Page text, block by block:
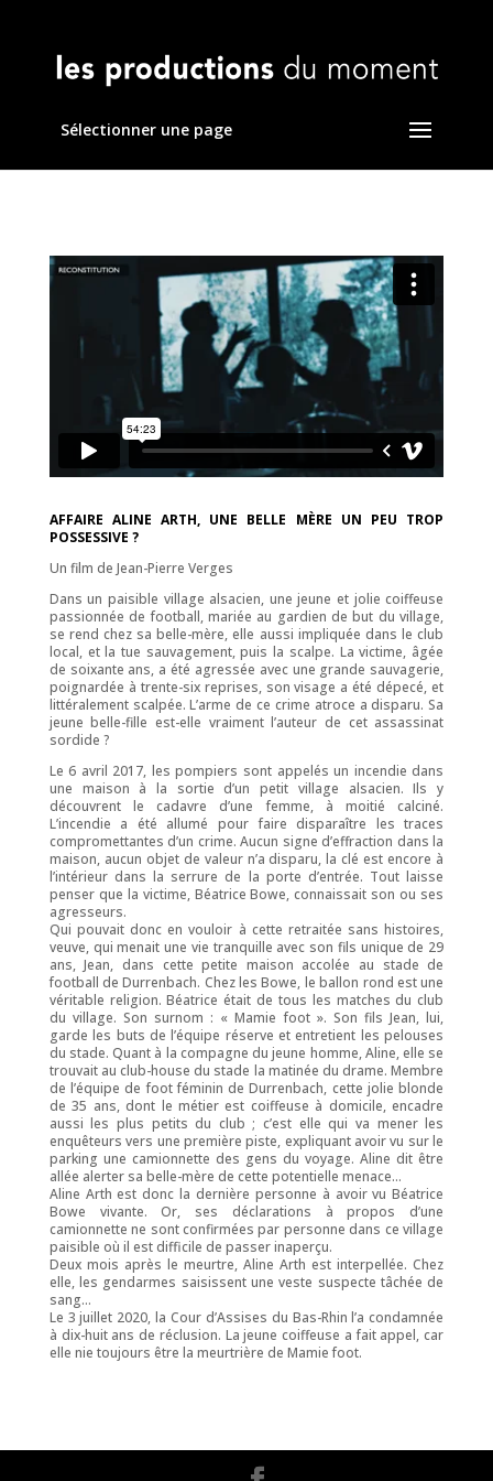
Sélectionner une page
AFFAIRE ALINE ARTH, UNE BELLE MÈRE UN PEU TROP
POSSESSIVE ?
Un film de Jean-Pierre Verges
Dans un paisible village alsacien, une jeune et jolie coiffeuse
passionnée de football, mariée au gardien de but du village,
se rend chez sa belle-mère, elle aussi impliquée dans le club
local, et la tue sauvagement, puis la scalpe. La victime, âgée
de soixante ans, a été agressée avec une grande sauvagerie,
poignardée à trente-six reprises, son visage a été dépecé, et
littéralement scalpée. L’arme de ce crime atroce a disparu. Sa
jeune belle-fille est-elle vraiment l’auteur de cet assassinat
sordide ?
Le 6 avril 2017, les pompiers sont appelés un incendie dans
une maison à la sortie d’un petit village alsacien. Ils y
découvrent le cadavre d’une femme, à moitié calciné.
L’incendie a été allumé pour faire disparaître les traces
compromettantes d’un crime. Aucun signe d’effraction dans la
maison, aucun objet de valeur n’a disparu, la clé est encore à
l’intérieur dans la serrure de la porte d’entrée. Tout laisse
penser que la victime, Béatrice Bowe, connaissait son ou ses
agresseurs.
Qui pouvait donc en vouloir à cette retraitée sans histoires,
veuve, qui menait une vie tranquille avec son fils unique de 29
ans, Jean, dans cette petite maison accolée au stade de
football de Durrenbach. Chez les Bowe, le ballon rond est une
véritable religion. Béatrice était de tous les matches du club
du village. Son surnom : « Mamie foot ». Son fils Jean, lui,
garde les buts de l’équipe réserve et entretient les pelouses
du stade. Quant à la compagne du jeune homme, Aline, elle se
trouvait au club-house du stade la matinée du drame. Membre
de l’équipe de foot féminin de Durrenbach, cette jolie blonde
de 35 ans, dont le métier est coiffeuse à domicile, encadre
aussi les plus petits du club ; c’est elle qui va mener les
enquêteurs vers une première piste, expliquant avoir vu sur le
parking une camionnette des gens du voyage. Aline dit être
allée alerter sa belle-mère de cette potentielle menace…
Aline Arth est donc la dernière personne à avoir vu Béatrice
Bowe vivante. Or, ses déclarations à propos d’une
camionnette ne sont confirmées par personne dans ce village
paisible où il est difficile de passer inaperçu.
Deux mois après le meurtre, Aline Arth est interpellée. Chez
elle, les gendarmes saisissent une veste suspecte tâchée de
sang…
Le 3 juillet 2020, la Cour d’Assises du Bas-Rhin l’a condamnée
à dix-huit ans de réclusion. La jeune coiffeuse a fait appel, car
elle nie toujours être la meurtrière de Mamie foot.